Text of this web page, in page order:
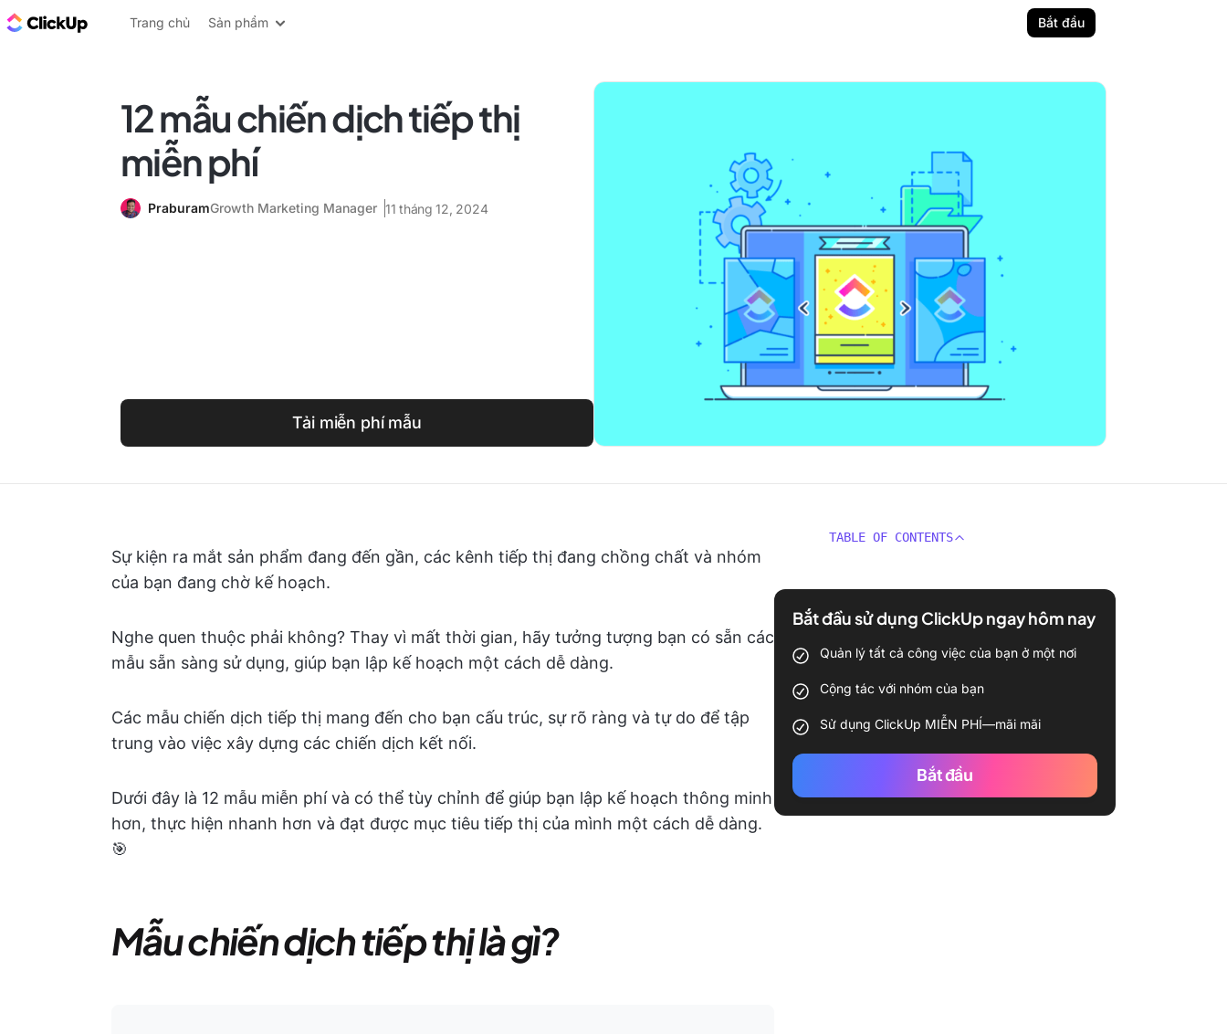
ClickUp Blog
Trang chủ Sản phẩm Bắt đầu
12 mẫu chiến dịch tiếp thị
miễn phí
PraburamGrowth Marketing Manager 11 tháng 12, 2024
Tải miễn phí mẫu
Sự kiện ra mắt sản phẩm đang đến gần, các kênh tiếp thị đang chồng chất và nhóm
của bạn đang chờ kế hoạch.
Nghe quen thuộc phải không? Thay vì mất thời gian, hãy tưởng tượng bạn có sẵn các
mẫu sẵn sàng sử dụng, giúp bạn lập kế hoạch một cách dễ dàng.
Các mẫu chiến dịch tiếp thị mang đến cho bạn cấu trúc, sự rõ ràng và tự do để tập
trung vào việc xây dựng các chiến dịch kết nối.
Dưới đây là 12 mẫu miễn phí và có thể tùy chỉnh để giúp bạn lập kế hoạch thông minh
hơn, thực hiện nhanh hơn và đạt được mục tiêu tiếp thị của mình một cách dễ dàng.
🎯
Mẫu chiến dịch tiếp thị là gì?
TABLE OF CONTENTS
Bắt đầu sử dụng ClickUp ngay hôm nay
Quản lý tất cả công việc của bạn ở một nơi
Cộng tác với nhóm của bạn
Sử dụng ClickUp MIỄN PHÍ—mãi mãi
Bắt đầu